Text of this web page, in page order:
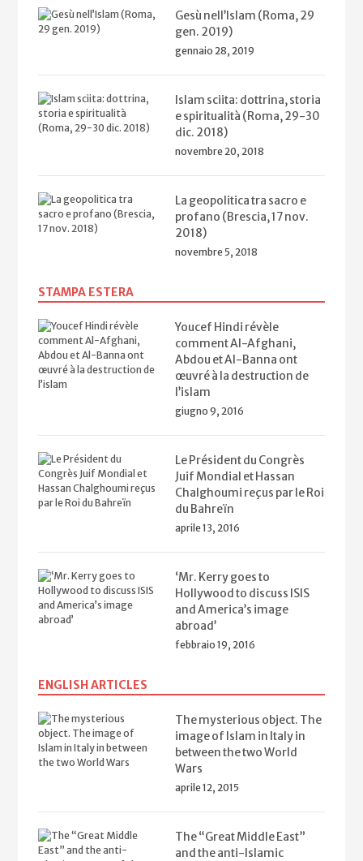
Gesù nell’Islam (Roma, 29
gen. 2019)
gennaio 28, 2019
Islam sciita: dottrina, storia
e spiritualità (Roma, 29-30
dic. 2018)
novembre 20, 2018
La geopolitica tra sacro e
profano (Brescia, 17 nov.
2018)
novembre 5, 2018
STAMPA ESTERA
Youcef Hindi révèle
comment Al-Afghani,
Abdou et Al-Banna ont
œuvré à la destruction de
l’islam
giugno 9, 2016
Le Président du Congrès
Juif Mondial et Hassan
Chalghoumi reçus par le Roi
du Bahreïn
aprile 13, 2016
‘Mr. Kerry goes to
Hollywood to discuss ISIS
and America’s image
abroad’
febbraio 19, 2016
ENGLISH ARTICLES
The mysterious object. The
image of Islam in Italy in
between the two World
Wars
aprile 12, 2015
The “Great Middle East”
and the anti-Islamic